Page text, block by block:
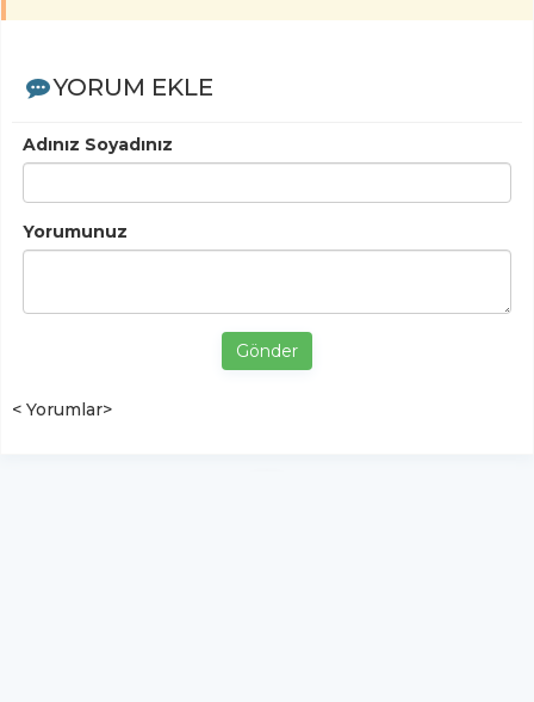
YORUM EKLE
Adınız Soyadınız
Yorumunuz
Gönder
< Yorumlar>